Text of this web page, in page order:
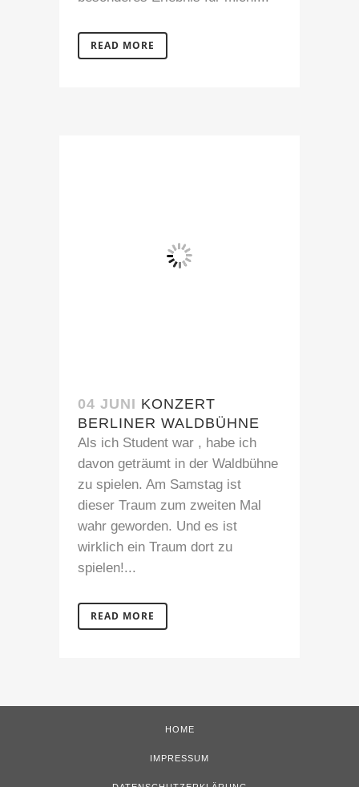
READ MORE
04 JUNI KONZERT
BERLINER WALDBÜHNE
Als ich Student war , habe ich
davon geträumt in der Waldbühne
zu spielen. Am Samstag ist
dieser Traum zum zweiten Mal
wahr geworden. Und es ist
wirklich ein Traum dort zu
spielen!...
READ MORE
HOME
IMPRESSUM